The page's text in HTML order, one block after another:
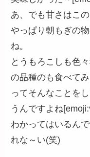
あ、でも甘さはこ
やっぱり朝もぎの
ね。
とうもろこしも色
の品種のも食べて
ってそんなことを
うんですよね
わかってはいるん
れな～い(笑)